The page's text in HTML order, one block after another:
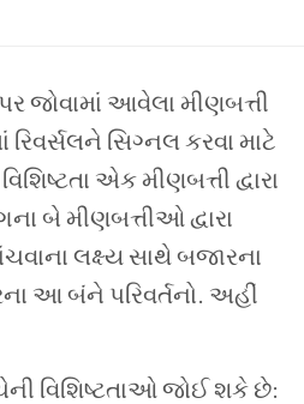
પરજોવામાં આવેલા મીણબત્તી
રિવર્સલને સિગ્નલકરવા માટે
વિશિષ્ટતા એકમીણબત્તી દ્વારા
બેમીણબત્તીઓદ્વારા
લક્ષ્ય સાથેબજારના
આબંને પરિવર્તનો. અહીં
વિશિષ્ટતાઓજોઈશકે છે: